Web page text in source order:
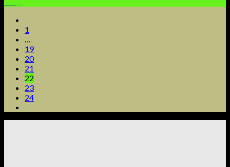
1
…
19
20
21
22
23
24